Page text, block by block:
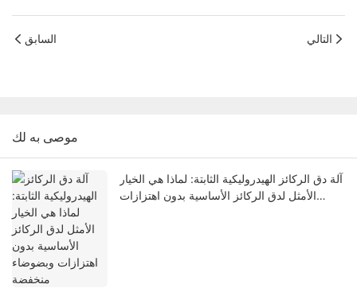
السابق التالي
موصى به لك
آلة دق الركائز الهيدروليكية الثابتة: لماذا هي الخيار
الأمثل لدق الركائز الأساسية بدون اهتزازات